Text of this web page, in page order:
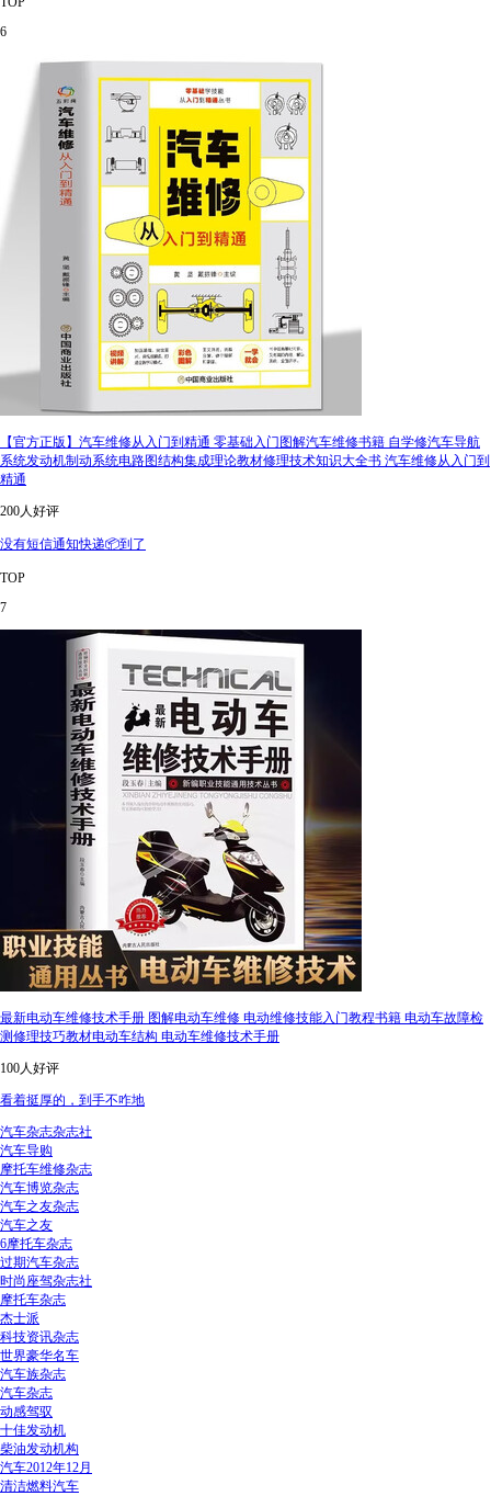
6
【官方正版】汽车维修从入门到精通 零基础入门图解汽车维修书籍 自学修汽车导航
系统发动机制动系统电路图结构集成理论教材修理技术知识大全书 汽车维修从入门到
精通
200人好评
没有短信通知快递📦到了
TOP
7
最新电动车维修技术手册 图解电动车维修 电动维修技能入门教程书籍 电动车故障检
测修理技巧教材电动车结构 电动车维修技术手册
100人好评
看着挺厚的，到手不咋地
汽车杂志杂志社
汽车导购
摩托车维修杂志
汽车博览杂志
汽车之友杂志
汽车之友
6摩托车杂志
过期汽车杂志
时尚座驾杂志社
摩托车杂志
杰士派
科技资讯杂志
世界豪华名车
汽车族杂志
汽车杂志
动感驾驭
十佳发动机
柴油发动机构
汽车2012年12月
清洁燃料汽车